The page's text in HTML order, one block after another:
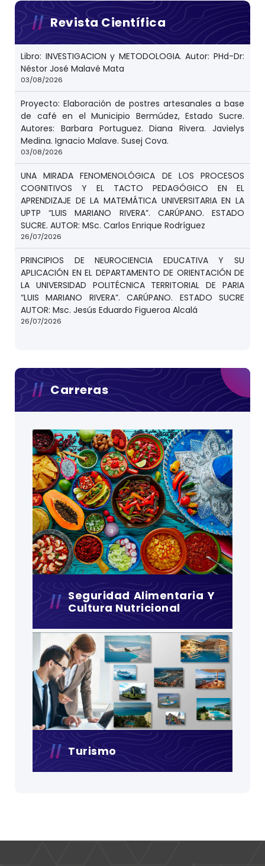
Revista Científica
Libro: INVESTIGACION y METODOLOGIA. Autor: PHd-Dr:
Néstor José Malavé Mata
03/08/2026
Proyecto: Elaboración de postres artesanales a base
de café en el Municipio Bermúdez, Estado Sucre.
Autores: Barbara Portuguez. Diana Rivera. Javielys
Medina. Ignacio Malave. Susej Cova.
03/08/2026
UNA MIRADA FENOMENOLÓGICA DE LOS PROCESOS
COGNITIVOS Y EL TACTO PEDAGÓGICO EN EL
APRENDIZAJE DE LA MATEMÁTICA UNIVERSITARIA EN LA
UPTP “LUIS MARIANO RIVERA”. CARÚPANO. ESTADO
SUCRE. AUTOR: MSc. Carlos Enrique Rodríguez
26/07/2026
PRINCIPIOS DE NEUROCIENCIA EDUCATIVA Y SU
APLICACIÓN EN EL DEPARTAMENTO DE ORIENTACIÓN DE
LA UNIVERSIDAD POLITÉCNICA TERRITORIAL DE PARIA
“LUIS MARIANO RIVERA”. CARÚPANO. ESTADO SUCRE
AUTOR: Msc. Jesús Eduardo Figueroa Alcalá
26/07/2026
Carreras
Seguridad Alimentaria Y
Cultura Nutricional
Turismo